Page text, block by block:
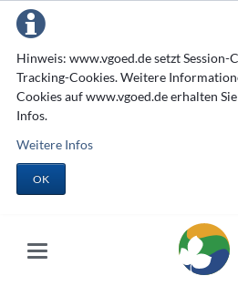
Hinweis: www.vgoed.de setzt Session-
Tracking-Cookies. Weitere
Cookies auf www.vgoed.de erhalten
Infos.
Weitere Infos
OK